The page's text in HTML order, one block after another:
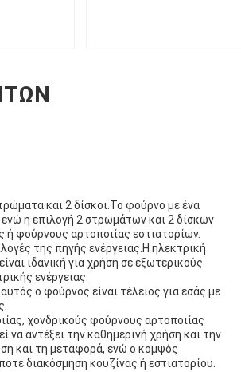
και 2 δίσκοι.Το φούρνο με ένα
ενώ η επιλογή 2 στρωμάτων και 2 δίσκων
ή φούρνους αρτοποιίας εστιατορίων.
της πηγής ενέργειας.Η ηλεκτρική
ιδανική για χρήση σε εξωτερικούς
ενέργειας.
ο φούρνος είναι τέλειος για εσάς.με
χονδρικούς φούρνους αρτοποιίας
να αντέξει την καθημερινή χρήση και την
και τη μεταφορά, ενώ ο κομψός
διακόσμηση κουζίνας ή εστιατορίου.